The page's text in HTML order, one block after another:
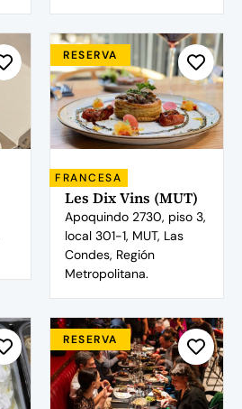
RESERVA
FRANCESA
Les Dix Vins (MUT)
Apoquindo 2730, piso 3,
local 301-1, MUT, Las
Condes, Región
Metropolitana.
RESERVA